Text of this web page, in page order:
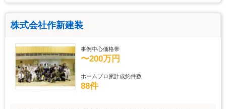
株式会社作新建装
事例中心価格帯
〜200万円
ホームプロ累計成約件数
88件